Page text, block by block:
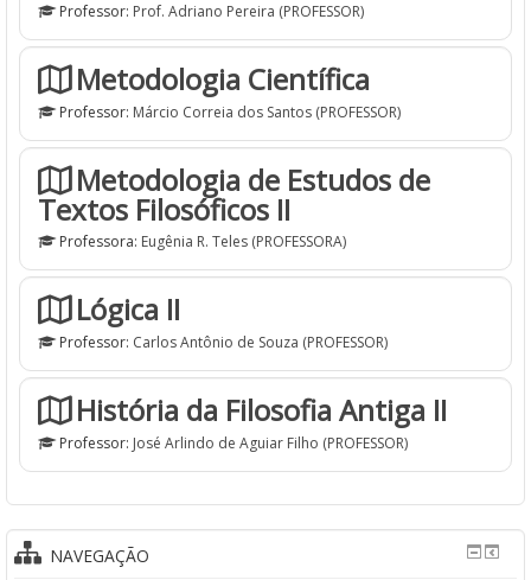
Professor: Prof. Adriano Pereira (PROFESSOR)
Metodologia Científica
Professor: Márcio Correia dos Santos (PROFESSOR)
Metodologia de Estudos de
Textos Filosóficos II
Professora: Eugênia R. Teles (PROFESSORA)
Lógica II
Professor: Carlos Antônio de Souza (PROFESSOR)
História da Filosofia Antiga II
Professor: José Arlindo de Aguiar Filho (PROFESSOR)
NAVEGAÇÃO